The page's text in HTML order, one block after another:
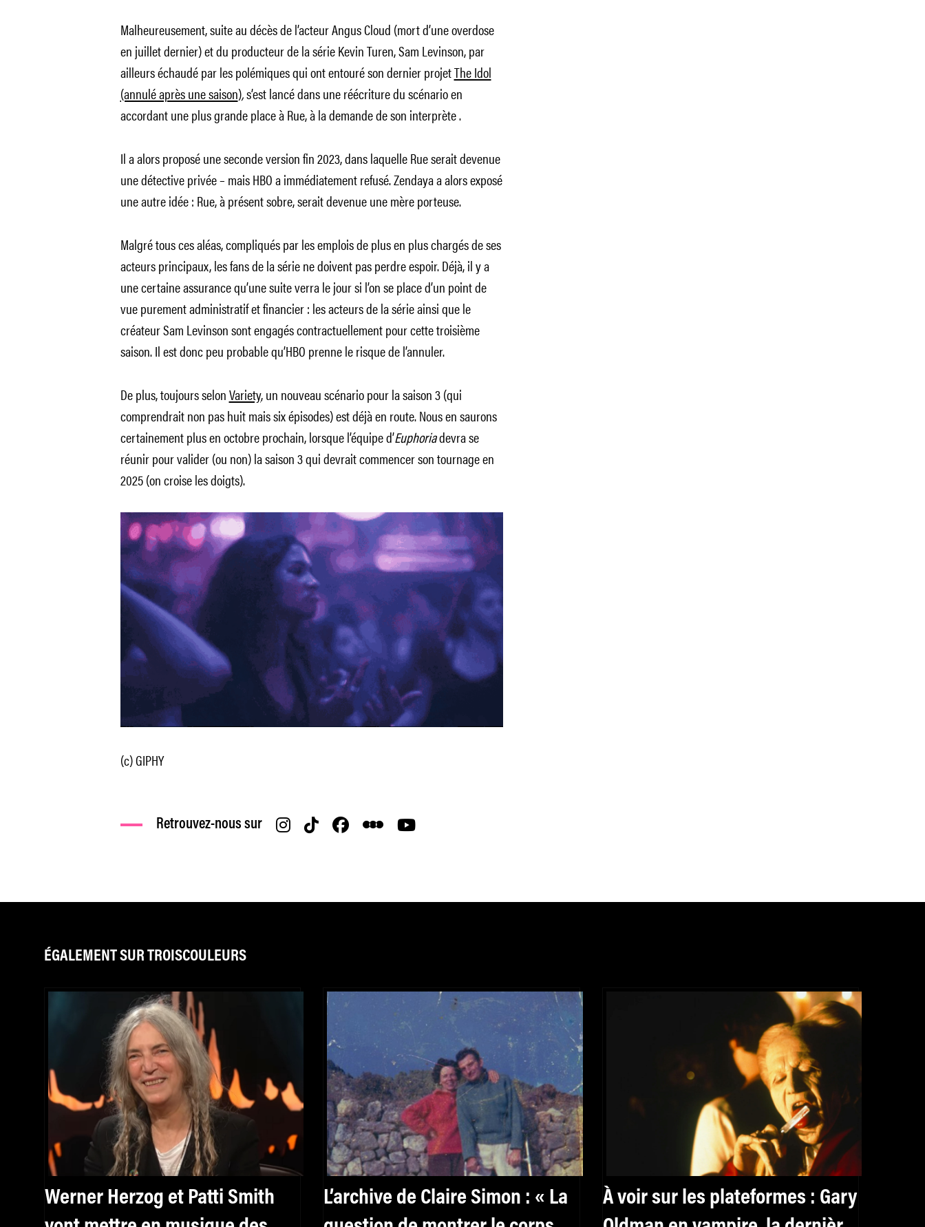
Malheureusement, suite au décès de l’acteur Angus Cloud (mort d’une overdose
en juillet dernier) et du producteur de la série Kevin Turen, Sam Levinson, par
ailleurs échaudé par les polémiques qui ont entouré son dernier projetThe Idol
(annulé après une saison),s’est lancé dans une réécriture du scénario en
accordant une plus grande place à Rue, à la demande de son interprète .
Il a alors proposé une seconde version fin 2023, dans laquelle Rue serait devenue
une détective privée – mais HBO a immédiatement refusé. Zendaya a alors exposé
une autre idée : Rue, à présent sobre, serait devenue une mère porteuse.
Malgré tous ces aléas, compliqués par les emplois de plus en plus chargés de ses
acteurs principaux, les fans de la série ne doivent pas perdre espoir. Déjà, il y a
une certaine assurance qu’une suite verra le jour si l’on se place d’un point de
vue purement administratif et financier : les acteurs de la série ainsi que le
créateur Sam Levinson sont engagés contractuellement pour cette troisième
saison. Il est donc peu probable qu’HBO prenne le risque de l’annuler.
De plus, toujours selonVariety, un nouveau scénario pour la saison 3 (qui
comprendrait non pas huit mais six épisodes) est déjà en route. Nous en saurons
certainement plus en octobre prochain, lorsque l’équipe d’Euphoriadevra se
réunir pour valider (ou non) la saison 3 qui devrait commencer son tournage en
2025 (on croise les doigts).
(c) GIPHY
Retrouvez-nous sur
ÉGALEMENT SUR TROISCOULEURS
Werner Herzog et Patti Smith
L’archive de Claire Simon : « La
À voir sur les plateformes : Gary